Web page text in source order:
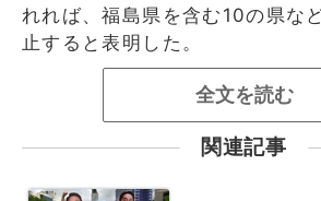
れれば、福島県を含む10の県な
止すると表明した。
全文を読む
関連記事